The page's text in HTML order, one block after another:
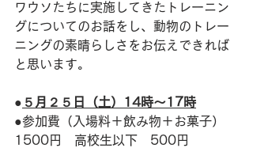
ワウソたちに実施してきたトレーニン
グについてのお話をし、動物のトレー
ニングの素晴らしさをお伝えできれば
と思います。
● ５月２５日（土）14時〜17時
●参加費（入場料＋飲み物＋お菓子）
1500円　高校生以下　500円